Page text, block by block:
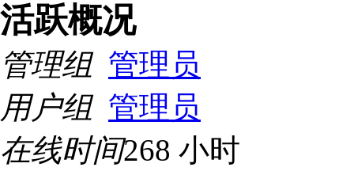
活跃概况
管理组 管理员
用户组 管理员
在线时间268 小时